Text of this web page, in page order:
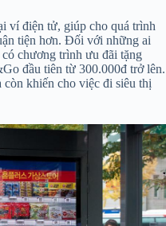
ví điện tử, giúp cho quá trình
tiện hơn. Đối với những ai
chương trình ưu đãi tặng
đầu tiên từ 300.000đ trở lên.
khiến cho việc đi siêu thị